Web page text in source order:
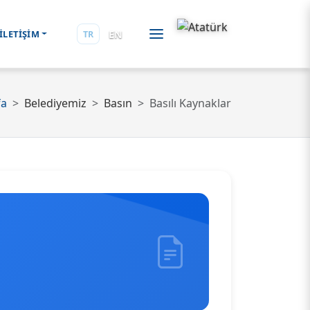
TR EN
Belediyemiz Basın Basılı Kaynaklar